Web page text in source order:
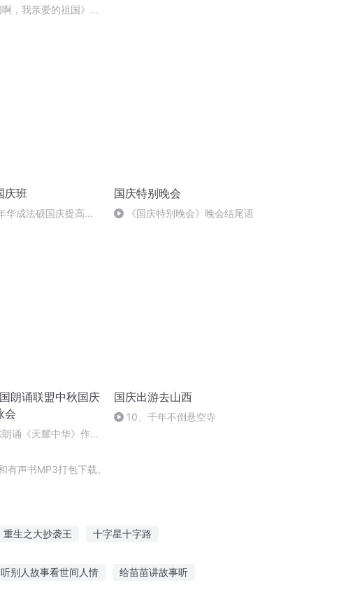
啊，我亲爱的祖国》温
庆班
华成法硕国庆提高班
国庆特别晚会
《国庆特别晚会》晚会结尾语
朗诵联盟中秋国庆
会
朗诵《天耀中华》作
国庆出游去山西
10、千年不倒悬空寺
声书MP3打包下载。
重生之大抄袭王 十字星十字路
听别人故事看世间人情 给苗苗讲故事听